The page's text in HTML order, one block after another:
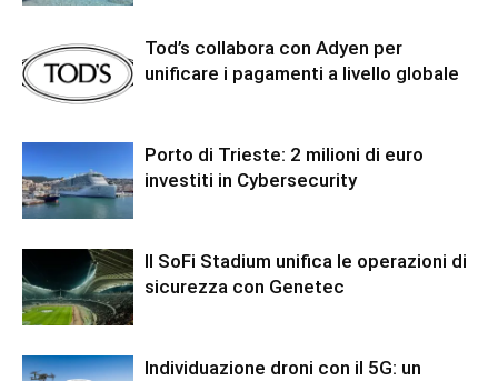
Tod’s collabora con Adyen per
unificare i pagamenti a livello globale
Porto di Trieste: 2 milioni di euro
investiti in Cybersecurity
Il SoFi Stadium unifica le operazioni di
sicurezza con Genetec
Individuazione droni con il 5G: un